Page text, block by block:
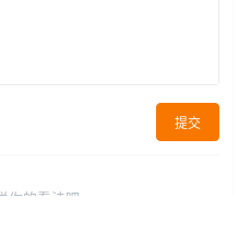
提交
你的看法吧